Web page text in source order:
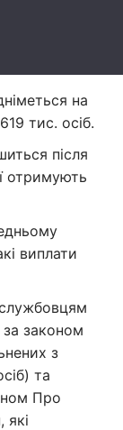
на
тис. осіб.
після
отримують
виплати
законом
з
та
Про
які